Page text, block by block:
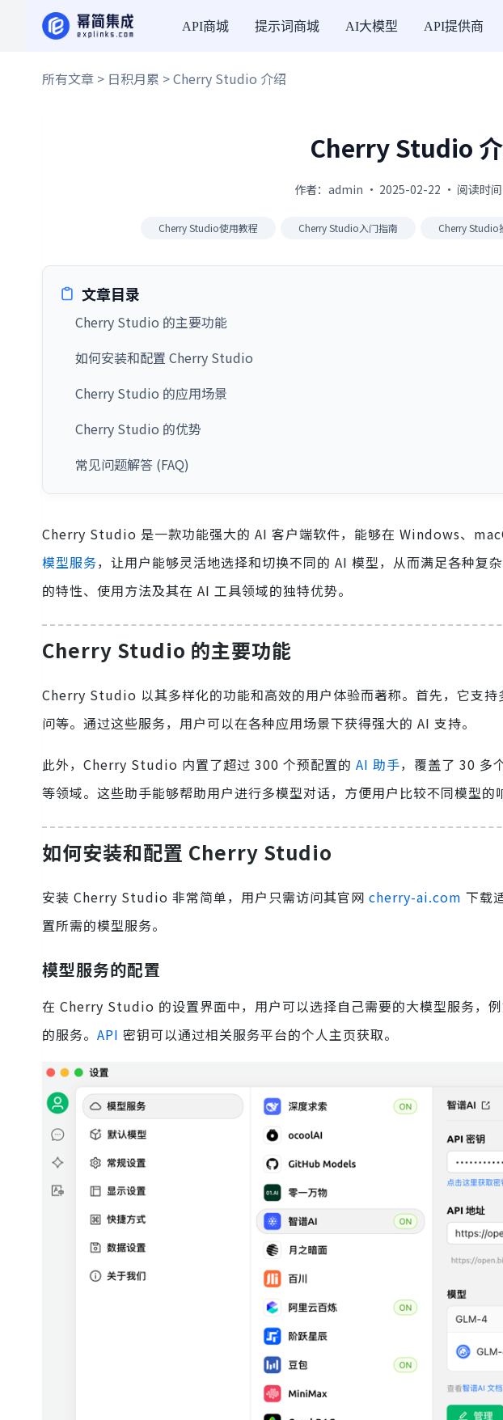
API商城 提示词商城 AI大模型 API提供商
所有文章 > 日积月累 > Cherry Studio 介绍
Cherry Studio
作者：admin · 2025-02-22 · 阅读时
Cherry Studio使用教程 Cherry Studio入门指南 Cherry Studio
文章目录
Cherry Studio 的主要功能
如何安装和配置 Cherry Studio
Cherry Studio 的应用场景
Cherry Studio 的优势
常见问题解答 (FAQ)
Cherry Studio 是一款功能强大的 AI 客户端软件，能够在 Windows、
模型服务，让用户能够灵活地选择和切换不同的 AI 模型，从而满足各种
的特性、使用方法及其在 AI 工具领域的独特优势。
Cherry Studio 的主要功能
Cherry Studio 以其多样化的功能和高效的用户体验而著称。首先，它支持
问等。通过这些服务，用户可以在各种应用场景下获得强大的 AI 支持。
此外，Cherry Studio 内置了超过 300 个预配置的 AI 助手，覆盖了 30 多
等领域。这些助手能够帮助用户进行多模型对话，方便用户比较不同模型的
如何安装和配置 Cherry Studio
安装 Cherry Studio 非常简单，用户只需访问其官网 cherry-ai.com 下载
置所需的模型服务。
模型服务的配置
在 Cherry Studio 的设置界面中，用户可以选择自己需要的大模型服务，
的服务。 API 密钥可以通过相关服务平台的个人主页获取。